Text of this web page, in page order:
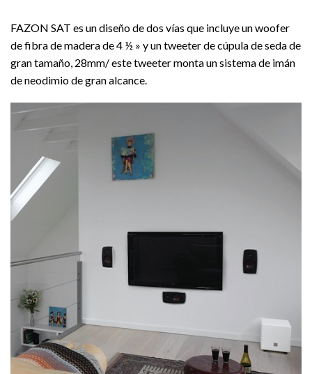
FAZON SAT es un diseño de dos vías que incluye un woofer
de fibra de madera de 4 ½ » y un tweeter de cúpula de seda de
gran tamaño, 28mm/ este tweeter monta un sistema de imán
de neodimio de gran alcance.